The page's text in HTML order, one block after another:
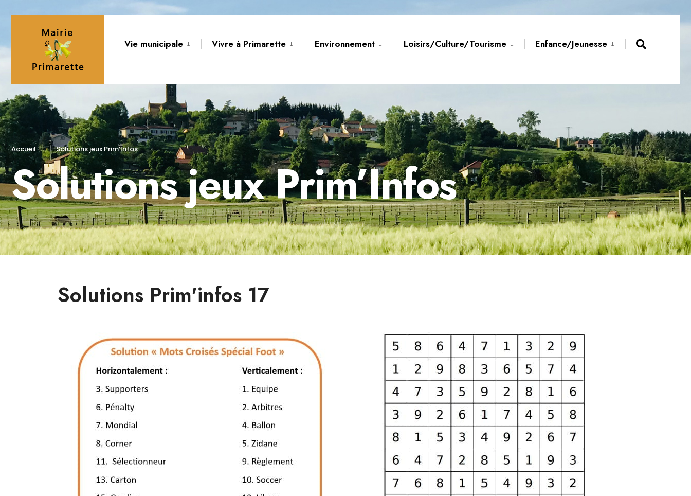
Vie municipale Vivre à Primarette Environnement Loisirs/Culture/Tourisme Enfance/Jeunesse
Accueil Solutions jeux Prim’Infos
Solutions jeux Prim’Infos
Solutions Prim'infos 17